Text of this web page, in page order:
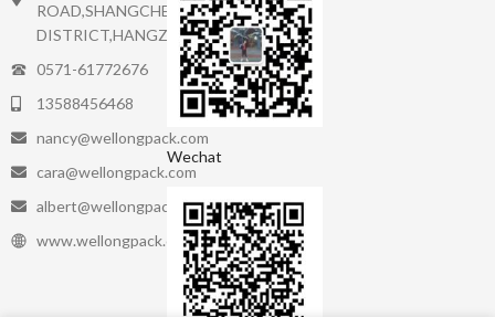
ROAD,SHANGCHEN
DISTRICT,HANGZHOU.
0571-61772676
13588456468
nancy@wellongpack.com
cara@wellongpack.com
albert@wellongpack.com
www.wellongpack.com
Wechat